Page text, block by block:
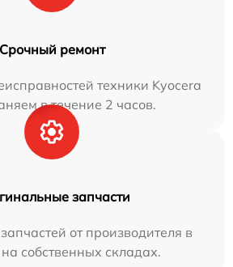
Срочный ремонт
техники Kyocera
в течение 2 часов.
запчасти
от производителя в
собственных складах.